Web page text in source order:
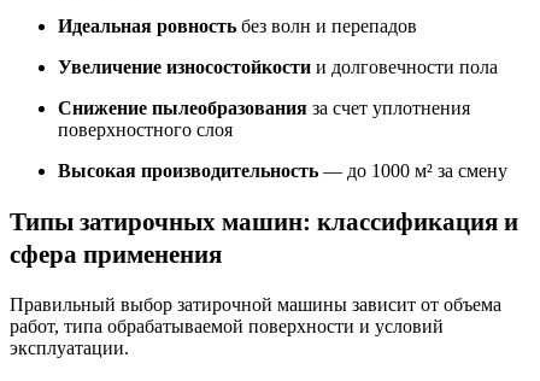
Идеальная ровность без волн и перепадов
Увеличение износостойкости и долговечности пола
Снижение пылеобразования за счет уплотнения
поверхностного слоя
Высокая производительность — до 1000 м² за смену
Типы затирочных машин: классификация и
сфера применения
Правильный выбор затирочной машины зависит от объема
работ, типа обрабатываемой поверхности и условий
эксплуатации.